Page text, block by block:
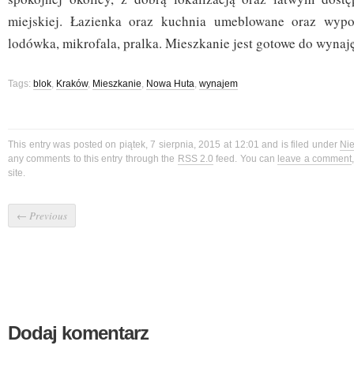
miejskiej. Łazienka oraz kuchnia umeblowane oraz
lodówka, mikrofala, pralka. Mieszkanie jest gotowe do
Tags: blok, Kraków, Mieszkanie, Nowa Huta, wynajem
This entry was posted on piątek, 7 sierpnia, 2015 at 12:01 and is filed under
any comments to this entry through the RSS 2.0 feed. You can leave a comment
site.
← Previous
Dodaj komentarz